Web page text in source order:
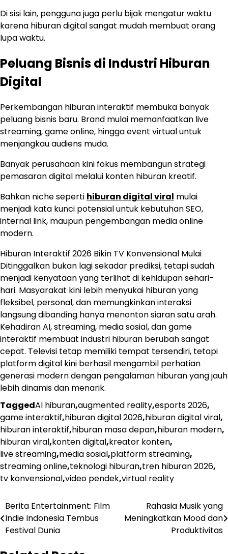
Di sisi lain, pengguna juga perlu bijak mengatur waktu
karena hiburan digital sangat mudah membuat orang
lupa waktu.
Peluang Bisnis di Industri Hiburan
Digital
Perkembangan hiburan interaktif membuka banyak
peluang bisnis baru. Brand mulai memanfaatkan live
streaming, game online, hingga event virtual untuk
menjangkau audiens muda.
Banyak perusahaan kini fokus membangun strategi
pemasaran digital melalui konten hiburan kreatif.
Bahkan niche seperti hiburan digital viral mulai
menjadi kata kunci potensial untuk kebutuhan SEO,
internal link, maupun pengembangan media online
modern.
Hiburan Interaktif 2026 Bikin TV Konvensional Mulai
Ditinggalkan bukan lagi sekadar prediksi, tetapi sudah
menjadi kenyataan yang terlihat di kehidupan sehari-
hari. Masyarakat kini lebih menyukai hiburan yang
fleksibel, personal, dan memungkinkan interaksi
langsung dibanding hanya menonton siaran satu arah.
Kehadiran AI, streaming, media sosial, dan game
interaktif membuat industri hiburan berubah sangat
cepat. Televisi tetap memiliki tempat tersendiri, tetapi
platform digital kini berhasil mengambil perhatian
generasi modern dengan pengalaman hiburan yang jauh
lebih dinamis dan menarik.
TaggedAI hiburan,augmented reality,esports 2026,
game interaktif,hiburan digital 2026,hiburan digital viral,
hiburan interaktif,hiburan masa depan,hiburan modern,
hiburan viral,konten digital,kreator konten,
live streaming,media sosial,platform streaming,
streaming online,teknologi hiburan,tren hiburan 2026,
tv konvensional,video pendek,virtual reality
Post
navigation
Berita Entertainment: Film
Indie Indonesia Tembus
Festival Dunia
Rahasia Musik yang
Meningkatkan Mood dan
Produktivitas